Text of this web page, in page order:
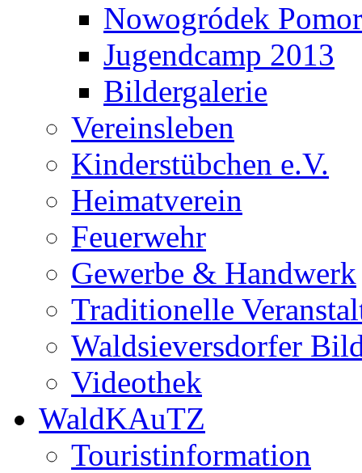
Nowogródek
Jugendcamp 2013
Bildergalerie
Vereinsleben
Kinderstübchen e.V.
Heimatverein
Feuerwehr
Gewerbe & Handwerk
Traditionelle
Waldsieversdorfer
Videothek
WaldKAuTZ
Touristinformation